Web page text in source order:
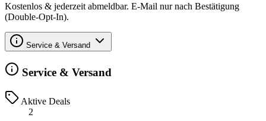
Kostenlos & jederzeit abmeldbar. E-Mail nur nach Bestätigung
(Double-Opt-In).
Service & Versand
Service & Versand
Aktive Deals
2